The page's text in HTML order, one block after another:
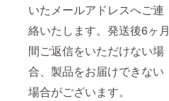
いたメールアドレスへご連
絡いたします。発送後6ヶ月
間ご返信をいただけない場
合、製品をお届けできない
場合がございます。